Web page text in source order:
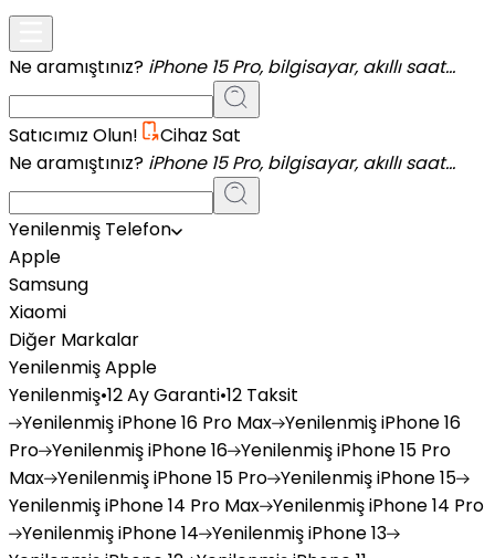
Ne aramıştınız? iPhone 15 Pro, bilgisayar, akıllı saat...
Satıcımız Olun!
Cihaz Sat
Ne aramıştınız? iPhone 15 Pro, bilgisayar, akıllı saat...
Yenilenmiş Telefon
Apple
Samsung
Xiaomi
Diğer Markalar
Yenilenmiş Apple
Yenilenmiş•12 Ay Garanti•12 Taksit
YenilenmişiPhone 16 Pro Max YenilenmişiPhone 16
Pro YenilenmişiPhone 16 YenilenmişiPhone 15 Pro
Max YenilenmişiPhone 15 Pro YenilenmişiPhone 15
YenilenmişiPhone 14 Pro Max YenilenmişiPhone 14 Pro
YenilenmişiPhone 14 YenilenmişiPhone 13